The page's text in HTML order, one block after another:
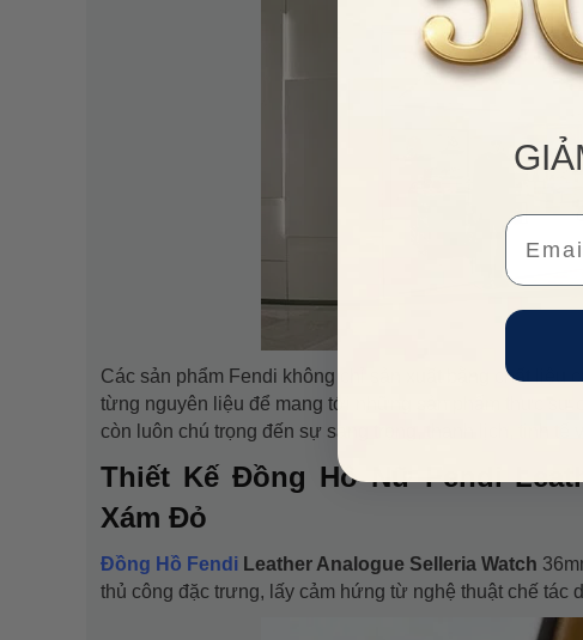
VUA
VUA
Các sản phẩm Fendi không chỉ sản xuất bằng chất liệu
từng nguyên liệu để mang tới những sản phẩm thực sự
còn luôn chú trọng đến sự sang trọng, thanh lịch, tinh tế
Thiết Kế Đồng Hồ Nữ Fendi
Xám Đỏ
Đồng Hồ Fendi Leather Analogue Selleria Watch
thủ công đặc trưng, lấy cảm hứng từ nghệ thuật chế tác
Email